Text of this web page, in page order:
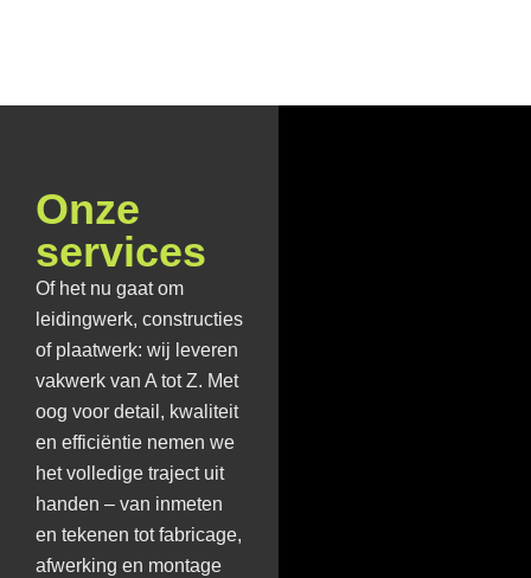
Onze
services
Of het nu gaat om
leidingwerk, constructies
of plaatwerk: wij leveren
vakwerk van A tot Z. Met
oog voor detail, kwaliteit
en efficiëntie nemen we
het volledige traject uit
handen – van inmeten
en tekenen tot fabricage,
afwerking en montage